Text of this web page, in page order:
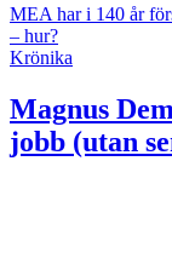
MEA har i 140 år
– hur?
Krönika
Magnus
jobb (utan